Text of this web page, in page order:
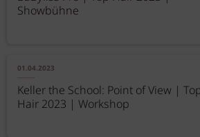
Showbühne
01.04.2023
Keller the School: Point of View |
Hair 2023 | Workshop